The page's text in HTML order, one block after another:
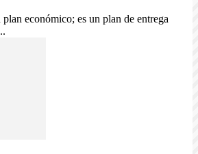
económico; es un plan de entrega